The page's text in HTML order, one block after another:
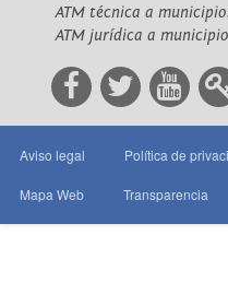
ATM técnica a
ATM jurídica a
Aviso legal Política de
Mapa Web Transparencia